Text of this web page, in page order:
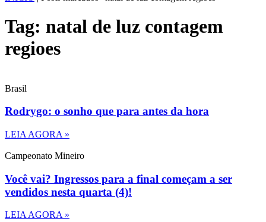
Tag: natal de luz contagem
regioes
Brasil
Rodrygo: o sonho que para antes da hora
LEIA AGORA »
Campeonato Mineiro
Você vai? Ingressos para a final começam a ser
vendidos nesta quarta (4)!
LEIA AGORA »